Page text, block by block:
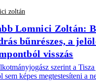
zoltán
Lomnici Zoltán:
bűnrészes, a
visszás
szerint a
sem képes megtestesíteni a